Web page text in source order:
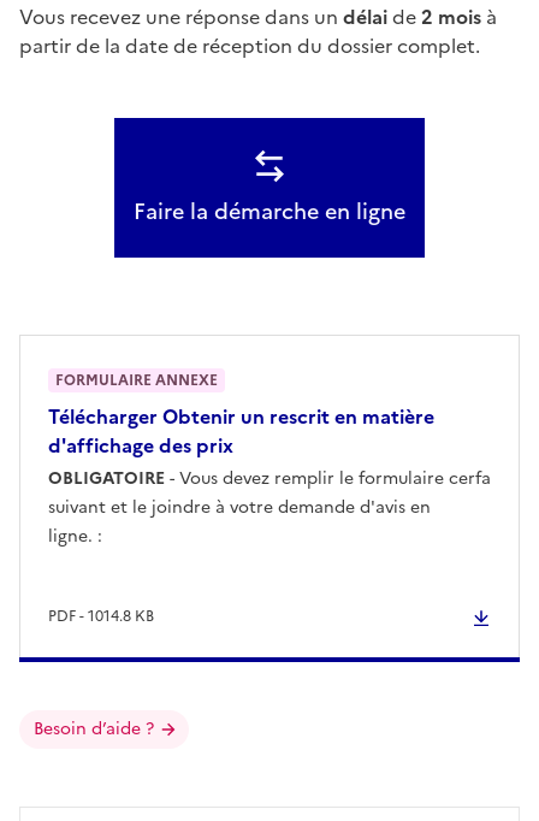
Vous recevez une réponse dans un délaide2 mois à
partir de la date de réception du dossier complet.
Faire la démarche en ligne
Télécharger Obtenir un rescrit en matière
d'affichage des prix
OBLIGATOIRE- Vous devez remplir le formulaire cerfa
suivant et le joindre à votre demande d'avis en
ligne. :
PDF - 1014.8 KB
FORMULAIRE ANNEXE
Besoin d’aide ?